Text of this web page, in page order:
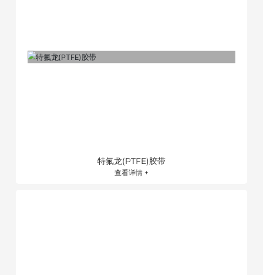
特氟龙(PTFE)胶带
查看详情 +